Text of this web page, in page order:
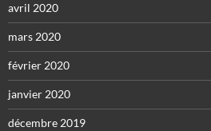
avril 2020
mars 2020
février 2020
janvier 2020
décembre 2019